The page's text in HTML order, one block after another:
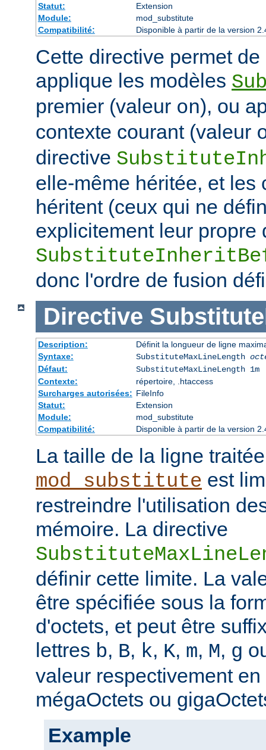
Statut:
Extension
Module:
mod_substitute
Compatibilité:
Disponible à partir de la version
Cette directive permet
applique les modèles
premier (valeur on), ou
contexte courant (valeur
directive
elle-même héritée, et les
héritent (ceux qui ne
explicitement leur propre
donc l'ordre de fusion
Directive
Description:
Définit la longueur de ligne
Syntaxe:
SubstituteMaxLineLength
Défaut:
SubstituteMaxLineLength 1m
Contexte:
répertoire, .htaccess
Surcharges autorisées: FileInfo
Statut:
Extension
Module:
mod_substitute
Compatibilité:
Disponible à partir de la version
La taille de la ligne
mod_substitute est
restreindre l'utilisation
mémoire. La directive
définir cette limite. La
être spécifiée sous la
d'octets, et peut être
lettres b, B, k, K, m, M, g
valeur respectivement
mégaOctets ou
Example